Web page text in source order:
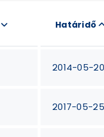
Határidő
2014-05-
2017-05-25